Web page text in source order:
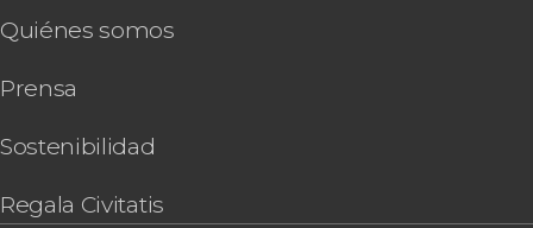
Quiénes somos
Prensa
Sostenibilidad
Regala Civitatis